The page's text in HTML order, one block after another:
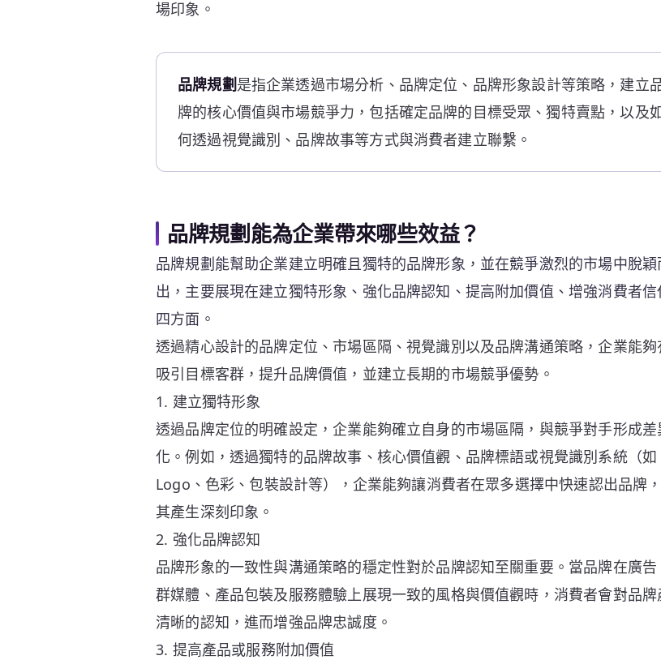
場印象。
品牌規劃 是指企業透過市場分析、品牌定位、品牌形象設計等策略，建立
牌的核心價值與市場競爭力，包括確定品牌的目標受眾、獨特賣點，以及
何透過視覺識別、品牌故事等方式與消費者建立聯繫。
品牌規劃能為企業帶來哪些效益？
品牌規劃能幫助企業建立明確且獨特的品牌形象，並在競爭激烈的市場中脫穎
出，主要展現在建立獨特形象、強化品牌認知、提高附加價值、增強消費者信
四方面。
透過精心設計的品牌定位、市場區隔、視覺識別以及品牌溝通策略，企業能夠
吸引目標客群，提升品牌價值，並建立長期的市場競爭優勢。
1. 建立獨特形象
透過品牌定位的明確設定，企業能夠確立自身的市場區隔，與競爭對手形成差
化。例如，透過獨特的品牌故事、核心價值觀、品牌標語或視覺識別系統（如
Logo、色彩、包裝設計等），企業能夠讓消費者在眾多選擇中快速認出品牌
其產生深刻印象。
2. 強化品牌認知
品牌形象的一致性與溝通策略的穩定性對於品牌認知至關重要。當品牌在廣告
群媒體、產品包裝及服務體驗上展現一致的風格與價值觀時，消費者會對品牌
清晰的認知，進而增強品牌忠誠度。
3. 提高產品或服務附加價值